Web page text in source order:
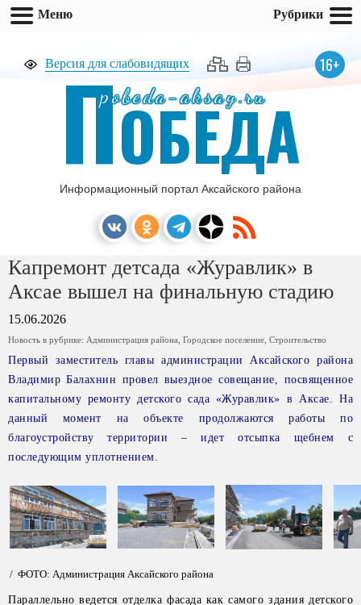
Версия для слабовидящих 16+
pobeda-aksay.ru
ПОБЕДА
Информационный портал Аксайского района
Капремонт детсада «Журавлик» в
Аксае вышел на финальную стадию
15.06.2026
Новость в рубрике: Администрация района Городское поселение Строительство
Первый заместитель главы администрации Аксайского района
Владимир Балахнин провел выездное совещание, посвященное
капитальному ремонту детского сада «Журавлик» в Аксае. На
данный момент на объекте продолжаются работы по
благоустройству территории – идет отсыпка щебнем с
последующим уплотнением.
/ ФОТО: Администрация Аксайского района
Параллельно ведется отделка фасада как самого здания детского
Меню Рубрики